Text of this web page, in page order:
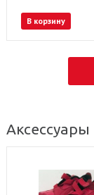
В корзину
Аксессуары